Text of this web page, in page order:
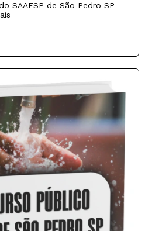
SAAESP de São Pedro SP